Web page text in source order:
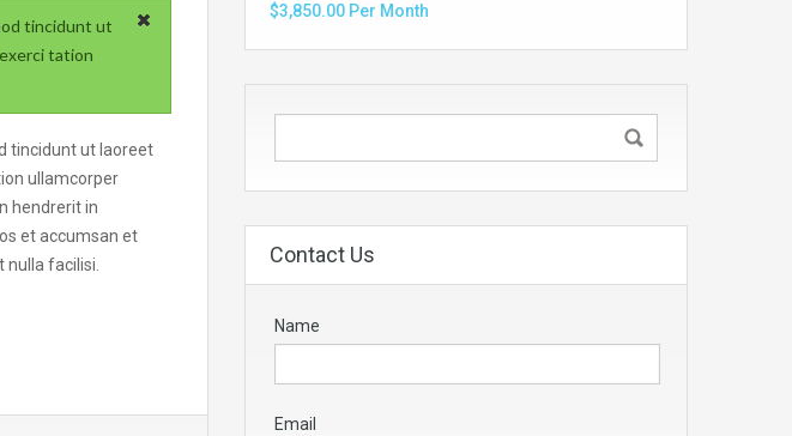
tincidunt ut
tation
tincidunt ut laoreet
ullamcorper
hendrerit in
et accumsan et
nulla facilisi.
$3,850.00 Per Month
Contact Us
Name
Email